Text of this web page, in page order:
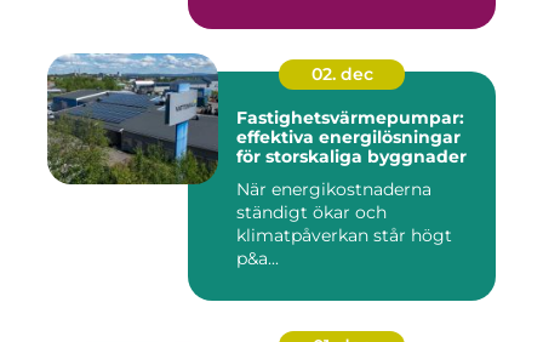
02. dec
Fastighetsvärmepumpar:
effektiva energilösningar
för storskaliga byggnader
När energikostnaderna
ständigt ökar och
klimatpåverkan står högt
p&a...